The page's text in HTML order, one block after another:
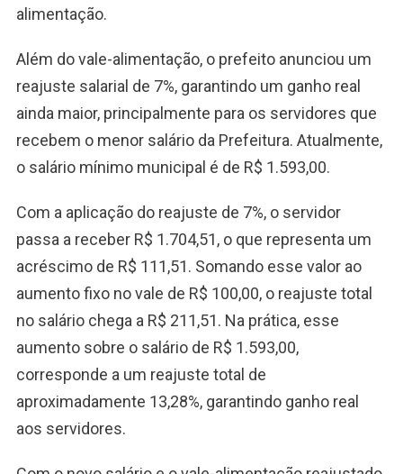
alimentação.
Além do vale-alimentação, o prefeito anunciou um
reajuste salarial de 7%, garantindo um ganho real
ainda maior, principalmente para os servidores que
recebem o menor salário da Prefeitura. Atualmente,
o salário mínimo municipal é de R$ 1.593,00.
Com a aplicação do reajuste de 7%, o servidor
passa a receber R$ 1.704,51, o que representa um
acréscimo de R$ 111,51. Somando esse valor ao
aumento fixo no vale de R$ 100,00, o reajuste total
no salário chega a R$ 211,51. Na prática, esse
aumento sobre o salário de R$ 1.593,00,
corresponde a um reajuste total de
aproximadamente 13,28%, garantindo ganho real
aos servidores.